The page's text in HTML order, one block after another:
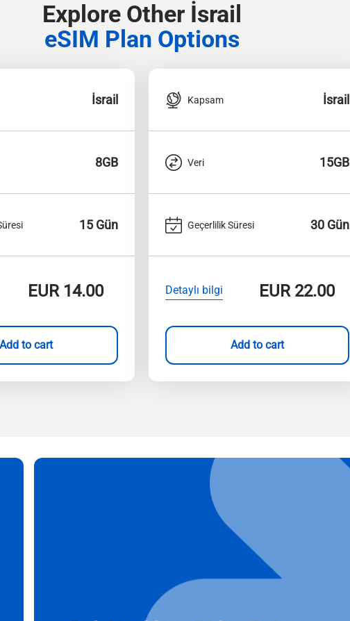
Explore Other İsrail
eSIM Plan Options
İsrail
8GB
15 Gün
EUR14.00
Add to cart
Kapsam İsrail
Veri 15GB
Geçerlilik Süresi 30 Gün
Detaylı bilgi EUR22.00
Add to cart